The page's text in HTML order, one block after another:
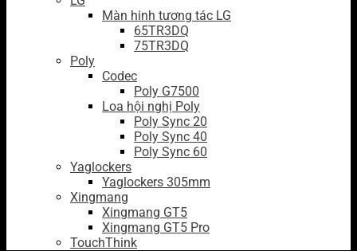
Màn hinh tương tác LG
65TR3DQ
75TR3DQ
Poly
Codec
Poly G7500
Loa hội nghị Poly
Poly Sync 20
Poly Sync 40
Poly Sync 60
Yaglockers
Yaglockers 305mm
Xingmang
Xingmang GT5
Xingmang GT5 Pro
TouchThink